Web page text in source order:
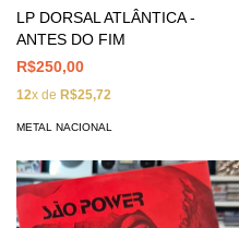
LP DORSAL ATLÂNTICA -
ANTES DO FIM
R$250,00
12x de R$25,72
METAL NACIONAL